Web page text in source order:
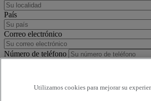
País
Correo electrónico
Número de teléfono
Utilizamos cookies para mejorar su